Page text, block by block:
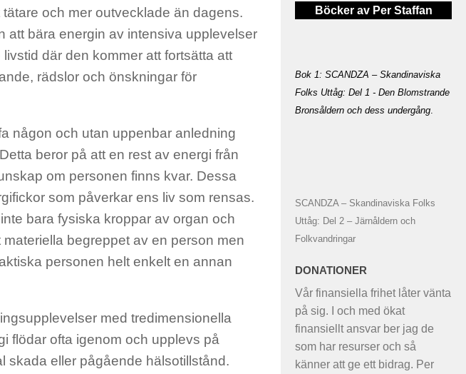
och mer outvecklade än dagens.
att bära energin av intensiva upplevelser
där den kommer att fortsätta att
rädslor och önskningar för
någon och utan uppenbar anledning
beror på att en rest av energi från
om personen finns kvar. Dessa
som påverkar ens liv som rensas.
bara fysiska kroppar av organ och
begreppet av en person men
personen helt enkelt en annan
med tredimensionella
flödar ofta igenom och upplevs på
skada eller pågående hälsotillstånd.
Böcker av Per Staffan
Bok 1: SCANDZA – Skandinaviska
Folks Uttåg: Del 1 - Den Blomstrande
Bronsåldern och dess undergång.
SCANDZA – Skandinaviska Folks
Uttåg: Del 2 – Järnåldern och
Folkvandringar
DONATIONER
Vår finansiella frihet låter vänta
på sig. I och med ökat
finansiellt ansvar ber jag de
som har resurser och så
känner att ge ett bidrag. Per